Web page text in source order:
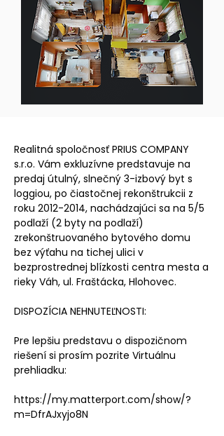
POPIS NEHNUTEĽNOSTI
Realitná spoločnosť PRIUS COMPANY
s.r.o. Vám exkluzívne predstavuje na
predaj útulný, slnečný 3-izbový byt s
loggiou, po čiastočnej rekonštrukcii z
roku 2012-2014, nachádzajúci sa na 5/5
podlaží (2 byty na podlaží)
zrekonštruovaného bytového domu
bez výťahu na tichej ulici v
bezprostrednej blízkosti centra mesta a
rieky Váh, ul. Fraštácka, Hlohovec.
DISPOZÍCIA NEHNUTEĽNOSTI:
Pre lepšiu predstavu o dispozičnom
riešení si prosím pozrite Virtuálnu
prehliadku:
https://my.matterport.com/show/?
m=DfrAJxyjo8N